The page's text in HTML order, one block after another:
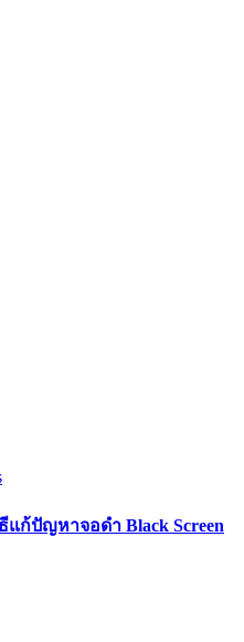
แก้ปัญหาจอดำ Black Screen